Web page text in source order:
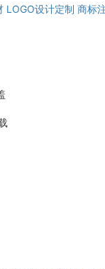
LOGO设计定制 商标